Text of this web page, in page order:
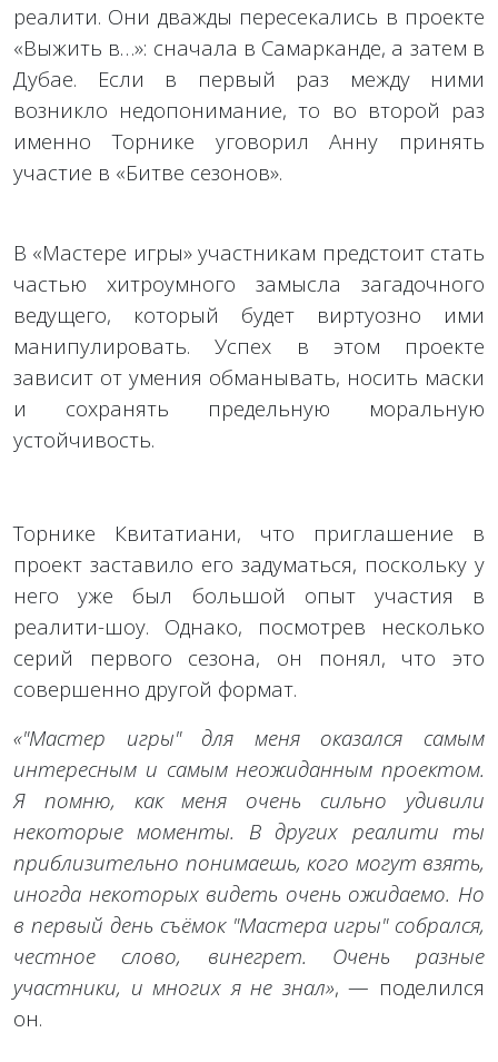
реалити. Они дважды пересекались в проекте
«Выжить в…»: сначала в Самарканде, а затем в
Дубае. Если в первый раз между ними
возникло недопонимание, то во второй раз
именно Торнике уговорил Анну принять
участие в «Битве сезонов».
В «Мастере игры» участникам предстоит стать
частью хитроумного замысла загадочного
ведущего, который будет виртуозно ими
манипулировать. Успех в этом проекте
зависит от умения обманывать, носить маски
и сохранять предельную моральную
устойчивость.
Торнике Квитатиани, что приглашение в
проект заставило его задуматься, поскольку у
него уже был большой опыт участия в
реалити-шоу. Однако, посмотрев несколько
серий первого сезона, он понял, что это
совершенно другой формат.
«"Мастер игры" для меня оказался самым
интересным и самым неожиданным проектом.
Я помню, как меня очень сильно удивили
некоторые моменты. В других реалити ты
приблизительно понимаешь, кого могут взять,
иногда некоторых видеть очень ожидаемо. Но
в первый день съёмок "Мастера игры" собрался,
честное слово, винегрет. Очень разные
участники, и многих я не знал», — поделился
он.